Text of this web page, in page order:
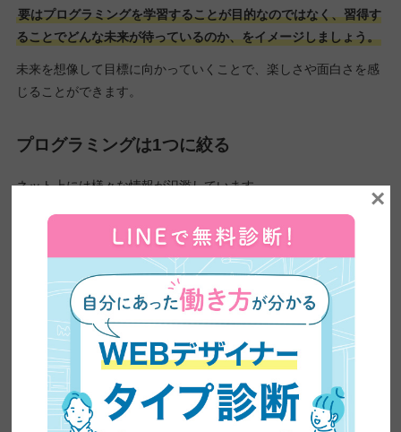
要はプログラミングを学習することが目的なのではなく、習得す
ることでどんな未来が待っているのか、をイメージしましょう。
未来を想像して目標に向かっていくことで、楽しさや面白さを感
じることができます。
プログラミングは1つに絞る
ネット上には様々な情報が氾濫しています。
「今、この言語がアツい！」「これを習得しておくと有利」等の
文言が散見されますが、こうした情報を見て色々な言語に挑戦す
ることは、挫折しやすいのでおすすめしません。
もしも作りたいものがない場合、 特に初心者のうちは一番取り組
みやすい言語を1つ選んでしっかりと習得することで、楽しさを
感じるきっかけになるでしょう。
小さな成功体験を積み重ねる
×